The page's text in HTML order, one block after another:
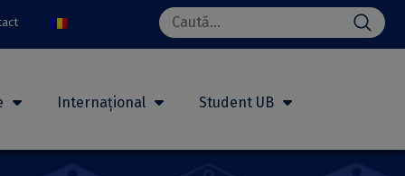
Search
for:
Internațional Student UB